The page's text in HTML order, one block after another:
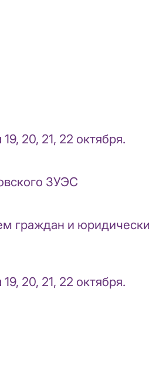
20, 21, 22 октября.
ЗУЭС
граждан и
20, 21, 22 октября.